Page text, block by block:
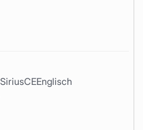
SiriusCEEnglisch